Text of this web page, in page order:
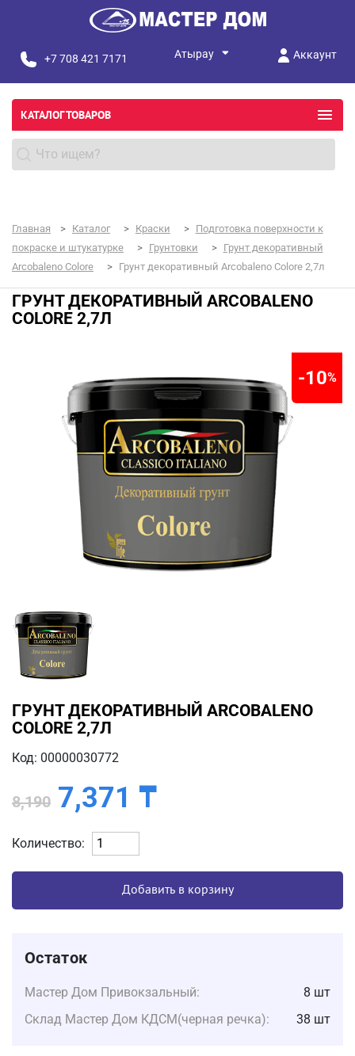
+7 708 421 7171 Аккаунт
КАТАЛОГ ТОВАРОВ
Главная Каталог Краски
Подготовка поверхности к
покраске и штукатурке
Грунтовки
Грунт декоративный
Arcobaleno Colore
Грунт декоративный Arcobaleno Colore 2,7л
ГРУНТ ДЕКОРАТИВНЫЙ ARCOBALENO
COLORE 2,7Л
-10%
ГРУНТ ДЕКОРАТИВНЫЙ ARCOBALENO
COLORE 2,7Л
Код: 00000030772
8,190 7,371 ₸
Количество:
Добавить в корзину
Остаток
Мастер Дом Привокзальный:
8 шт
Склад Мастер Дом КДСМ(черная речка):
38 шт